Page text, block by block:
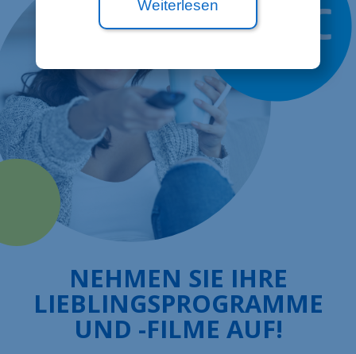
Weiterlesen
NEHMEN SIE IHRE
LIEBLINGSPROGRAMME
UND -FILME AUF!